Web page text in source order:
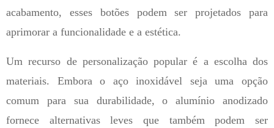
acabamento, esses botões podem ser projetados para
aprimorar a funcionalidade e a estética.
Um recurso de personalização popular é a escolha dos
materiais. Embora o aço inoxidável seja uma opção
comum para sua durabilidade, o alumínio anodizado
fornece alternativas leves que também podem ser